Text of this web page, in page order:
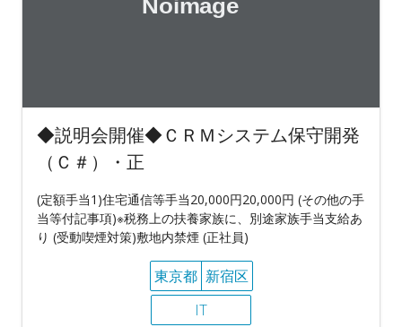
◆説明会開催◆ＣＲＭシステム保守開発
（Ｃ＃）・正
(定額手当1)住宅通信等手当20,000円20,000円 (その他の手
当等付記事項)※税務上の扶養家族に、別途家族手当支給あ
り (受動喫煙対策)敷地内禁煙 (正社員)
東京都 新宿区
IT